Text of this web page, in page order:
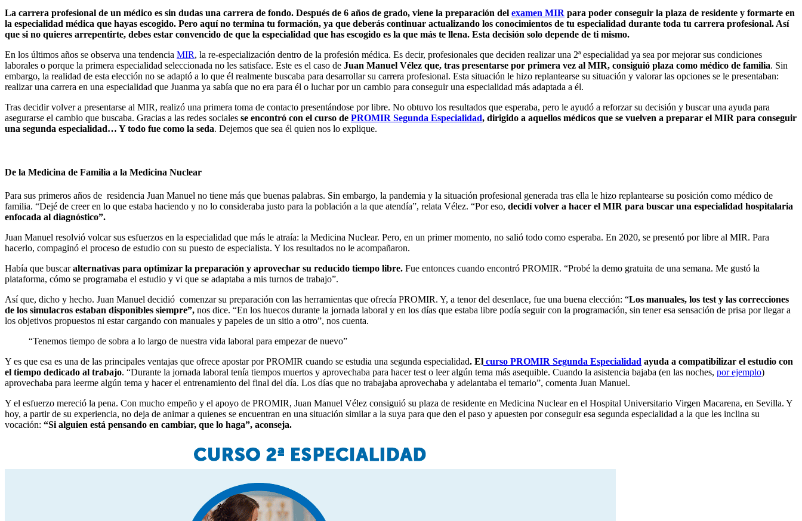
La carrera profesional de un médico es sin dudas una carrera de fondo. Después de 6 años de grado, viene la preparación del examen MIR para poder conseguir la plaza de residente y formarte en
la especialidad médica que hayas escogido. Pero aquí no termina tu formación, ya que deberás continuar actualizando los conocimientos de tu especialidad durante toda tu carrera profesional. Así
que si no quieres arrepentirte, debes estar convencido de que la especialidad que has escogido es la que más te llena. Esta decisión solo depende de ti mismo.
En los últimos años se observa una tendencia MIR, la re-especialización dentro de la profesión médica. Es decir, profesionales que deciden realizar una 2ª especialidad ya sea por mejorar sus condiciones
laborales o porque la primera especialidad seleccionada no les satisface. Este es el caso de Juan Manuel Vélez que, tras presentarse por primera vez al MIR, consiguió plaza como médico de familia. Sin
embargo, la realidad de esta elección no se adaptó a lo que él realmente buscaba para desarrollar su carrera profesional. Esta situación le hizo replantearse su situación y valorar las opciones se le presentaban:
realizar una carrera en una especialidad que Juanma ya sabía que no era para él o luchar por un cambio para conseguir una especialidad más adaptada a él.
Tras decidir volver a presentarse al MIR, realizó una primera toma de contacto presentándose por libre. No obtuvo los resultados que esperaba, pero le ayudó a reforzar su decisión y buscar una ayuda para
asegurarse el cambio que buscaba. Gracias a las redes sociales se encontró con el curso de PROMIR Segunda Especialidad, dirigido a aquellos médicos que se vuelven a preparar el MIR para conseguir
una segunda especialidad… Y todo fue como la seda. Dejemos que sea él quien nos lo explique.
De la Medicina de Familia a la Medicina Nuclear
Para sus primeros años de residencia Juan Manuel no tiene más que buenas palabras. Sin embargo, la pandemia y la situación profesional generada tras ella le hizo replantearse su posición como médico de
familia. “Dejé de creer en lo que estaba haciendo y no lo consideraba justo para la población a la que atendía”, relata Vélez. “Por eso, decidí volver a hacer el MIR para buscar una especialidad hospitalaria
enfocada al diagnóstico”.
Juan Manuel resolvió volcar sus esfuerzos en la especialidad que más le atraía: la Medicina Nuclear. Pero, en un primer momento, no salió todo como esperaba. En 2020, se presentó por libre al MIR. Para
hacerlo, compaginó el proceso de estudio con su puesto de especialista. Y los resultados no le acompañaron.
Había que buscaralternativas para optimizar la preparación y aprovechar su reducido tiempo libre. Fue entonces cuando encontró PROMIR. “Probé la demo gratuita de una semana. Me gustó la
plataforma, cómo se programaba el estudio y vi que se adaptaba a mis turnos de trabajo”.
Así que, dicho y hecho. Juan Manuel decidió comenzar su preparación con las herramientas que ofrecía PROMIR. Y, a tenor del desenlace, fue una buena elección: “Los manuales, los test y las correcciones
de los simulacros estaban disponibles siempre”, nos dice. “En los huecos durante la jornada laboral y en los días que estaba libre podía seguir con la programación, sin tener esa sensación de prisa por llegar a
los objetivos propuestos ni estar cargando con manuales y papeles de un sitio a otro”, nos cuenta.
“Tenemos tiempo de sobra a lo largo de nuestra vida laboral para empezar de nuevo”
Y es que esa es una de las principales ventajas que ofrece apostar por PROMIR cuando se estudia una segunda especialidad. El curso PROMIR Segunda Especialidad ayuda a compatibilizar el estudio con
el tiempo dedicado al trabajo. “Durante la jornada laboral tenía tiempos muertos y aprovechaba para hacer test o leer algún tema más asequible. Cuando la asistencia bajaba (en las noches, por ejemplo)
aprovechaba para leerme algún tema y hacer el entrenamiento del final del día. Los días que no trabajaba aprovechaba y adelantaba el temario”, comenta Juan Manuel.
Y el esfuerzo mereció la pena. Con mucho empeño y el apoyo de PROMIR, Juan Manuel Vélez consiguió su plaza de residente en Medicina Nuclear en el Hospital Universitario Virgen Macarena, en Sevilla. Y
hoy, a partir de su experiencia, no deja de animar a quienes se encuentran en una situación similar a la suya para que den el paso y apuesten por conseguir esa segunda especialidad a la que les inclina su
vocación: “Si alguien está pensando en cambiar, que lo haga”, aconseja.